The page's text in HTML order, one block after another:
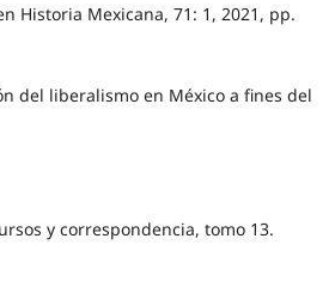
Historia Mexicana, 71: 1, 2021, pp.
del liberalismo en México a fines del
y correspondencia, tomo 13.